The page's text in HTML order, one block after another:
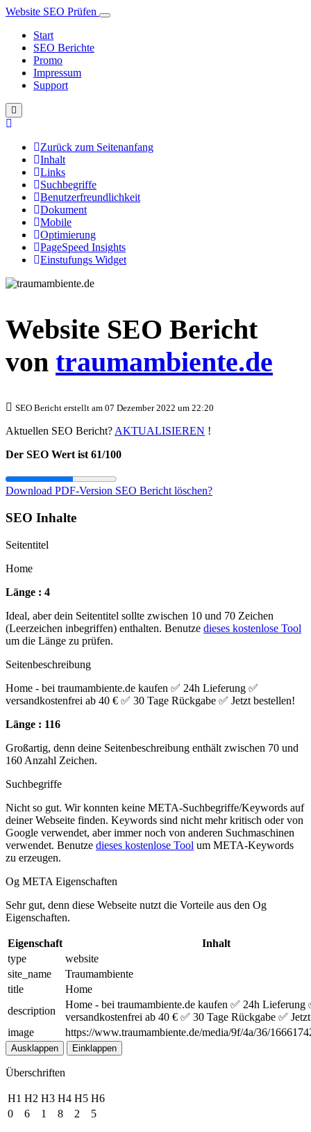
Website SEO Prüfen
Start
SEO Berichte
Promo
Impressum
Support
Zurück zum Seitenanfang
Inhalt
Links
Suchbegriffe
Benutzerfreundlichkeit
Dokument
Mobile
Optimierung
PageSpeed Insights
Einstufungs Widget
Website SEO Bericht
von traumambiente.de
SEO Bericht erstellt am 07 Dezember 2022 um 22:20
Aktuellen SEO Bericht? AKTUALISIEREN !
Der SEO Wert ist 61/100
Download PDF-Version SEO Bericht löschen?
SEO Inhalte
Seitentitel
Home
Länge : 4
Ideal, aber dein Seitentitel sollte zwischen 10 und 70 Zeichen
(Leerzeichen inbegriffen) enthalten. Benutze dieses kostenlose Tool
um die Länge zu prüfen.
Seitenbeschreibung
Home - bei traumambiente.de kaufen ✅ 24h Lieferung ✅
versandkostenfrei ab 40 € ✅ 30 Tage Rückgabe ✅ Jetzt bestellen!
Länge : 116
Großartig, denn deine Seitenbeschreibung enthält zwischen 70 und
160 Anzahl Zeichen.
Suchbegriffe
Nicht so gut. Wir konnten keine META-Suchbegriffe/Keywords auf
deiner Webseite finden. Keywords sind nicht mehr kritisch oder von
Google verwendet, aber immer noch von anderen Suchmaschinen
verwendet. Benutze dieses kostenlose Tool um META-Keywords
zu erzeugen.
Og META Eigenschaften
Sehr gut, denn diese Webseite nutzt die Vorteile aus den Og
Eigenschaften.
Eigenschaft
Inhalt
type
website
site_name
Traumambiente
title
Home
description
Home - bei traumambiente.de kaufen ✅ 24h Lieferung
versandkostenfrei ab 40 € ✅ 30 Tage Rückgabe ✅
image
https://www.traumambiente.de/media/9f/4a/36/
Ausklappen Einklappen
Überschriften
H1 H2 H3 H4 H5 H6
0
6 1 8 2 5